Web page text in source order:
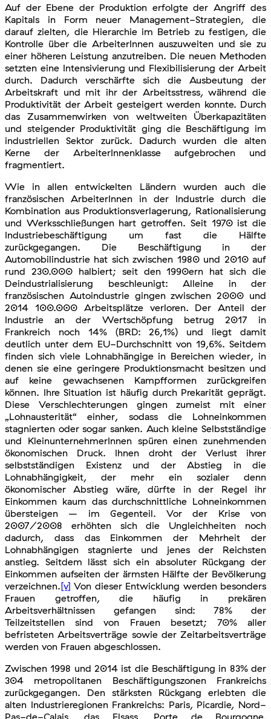
Auf der Ebene der Produktion erfolgte der Angriff des
Kapitals in Form neuer Management-Strategien, die
darauf zielten, die Hierarchie im Betrieb zu festigen, die
Kontrolle über die ArbeiterInnen auszuweiten und sie zu
einer höheren Leistung anzutreiben. Die neuen Methoden
setzten eine Intensivierung und Flexibilisierung der Arbeit
durch. Dadurch verschärfte sich die Ausbeutung der
Arbeitskraft und mit ihr der Arbeitsstress, während die
Produktivität der Arbeit gesteigert werden konnte. Durch
das Zusammenwirken von weltweiten Überkapazitäten
und steigender Produktivität ging die Beschäftigung im
industriellen Sektor zurück. Dadurch wurden die alten
Kerne der ArbeiterInnenklasse aufgebrochen und
fragmentiert.
Wie in allen entwickelten Ländern wurden auch die
französischen ArbeiterInnen in der Industrie durch die
Kombination aus Produktionsverlagerung, Rationalisierung
und Werksschließungen hart getroffen. Seit 1970 ist die
Industriebeschäftigung um fast die Hälfte
zurückgegangen. Die Beschäftigung in der
Automobilindustrie hat sich zwischen 1980 und 2010 auf
rund 230.000 halbiert; seit den 1990ern hat sich die
Deindustrialisierung beschleunigt: Alleine in der
französischen Autoindustrie gingen zwischen 2000 und
2014 100.000 Arbeitsplätze verloren. Der Anteil der
Industrie an der Wertschöpfung betrug 2017 in
Frankreich noch 14% (BRD: 26,1%) und liegt damit
deutlich unter dem EU-Durchschnitt von 19,6%. Seitdem
finden sich viele Lohnabhängige in Bereichen wieder, in
denen sie eine geringere Produktionsmacht besitzen und
auf keine gewachsenen Kampfformen zurückgreifen
können. Ihre Situation ist häufig durch Prekarität geprägt.
Diese Verschlechterungen gingen zumeist mit einer
„Lohnausterität“ einher, sodass die Lohneinkommen
stagnierten oder sogar sanken. Auch kleine Selbstständige
und KleinunternehmerInnen spüren einen zunehmenden
ökonomischen Druck. Ihnen droht der Verlust ihrer
selbstständigen Existenz und der Abstieg in die
Lohnabhängigkeit, der mehr ein sozialer denn
ökonomischer Abstieg wäre, dürfte in der Regel ihr
Einkommen kaum das durchschnittliche Lohneinkommen
übersteigen – im Gegenteil. Vor der Krise von
2007/2008 erhöhten sich die Ungleichheiten noch
dadurch, dass das Einkommen der Mehrheit der
Lohnabhängigen stagnierte und jenes der Reichsten
anstieg. Seitdem lässt sich ein absoluter Rückgang der
Einkommen aufseiten der ärmsten Hälfte der Bevölkerung
verzeichnen.[v] Von dieser Entwicklung werden besonders
Frauen getroffen, die häufig in prekären
Arbeitsverhältnissen gefangen sind: 78% der
Teilzeitstellen sind von Frauen besetzt; 70% aller
befristeten Arbeitsverträge sowie der Zeitarbeitsverträge
werden von Frauen abgeschlossen.
Zwischen 1998 und 2014 ist die Beschäftigung in 83% der
304 metropolitanen Beschäftigungszonen Frankreichs
zurückgegangen. Den stärksten Rückgang erlebten die
alten Industrieregionen Frankreichs: Paris, Picardie, Nord-
Pas-de-Calais, das Elsass, Porte de Bourgogne,